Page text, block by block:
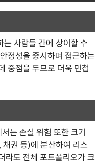
사람들 간에 상이할 수
정성을 중시하며 접근하는
중점을 두므로 더욱 민첩
는 손실 위험 또한 크기
권 등)에 분산하여 리스
라도 전체 포트폴리오가 크